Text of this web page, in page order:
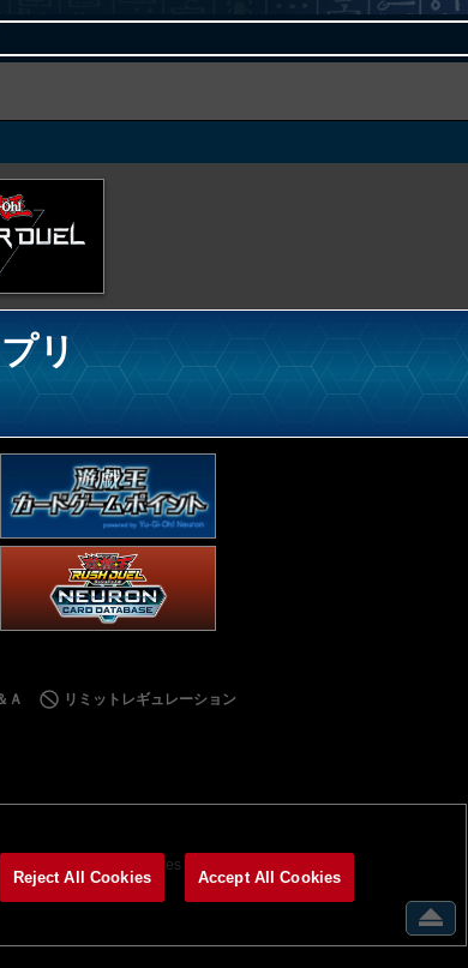
リ
Ａ リミットレギュレーション
Cookies Settings
Reject All Cookies Accept All Cookies